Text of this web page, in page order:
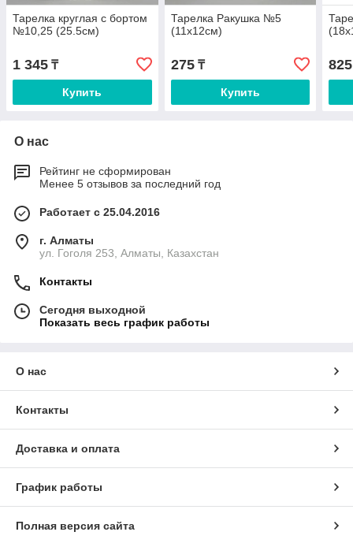
Тарелка круглая с бортом
№10,25 (25.5см)
1 345 ₸
Купить
Тарелка Ракушка №5
(11х12см)
275₸
Купить
825
О нас
Рейтинг не сформирован
Менее 5 отзывов за последний год
Работает с 25.04.2016
г. Алматы
ул. Гоголя 253, Алматы, Казахстан
Контакты
Сегодня выходной
Показать весь график работы
О нас
Контакты
Доставка и оплата
График работы
Полная версия сайта